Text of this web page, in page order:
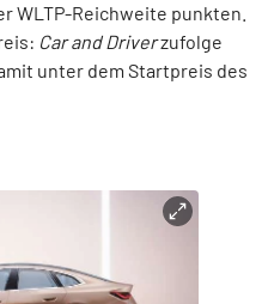
WLTP-Reichweite punkten.
Car and Driverzufolge
unter dem Startpreis des